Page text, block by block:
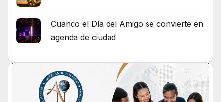
Cuando el Día del Amigo se convierte en
agenda de ciudad